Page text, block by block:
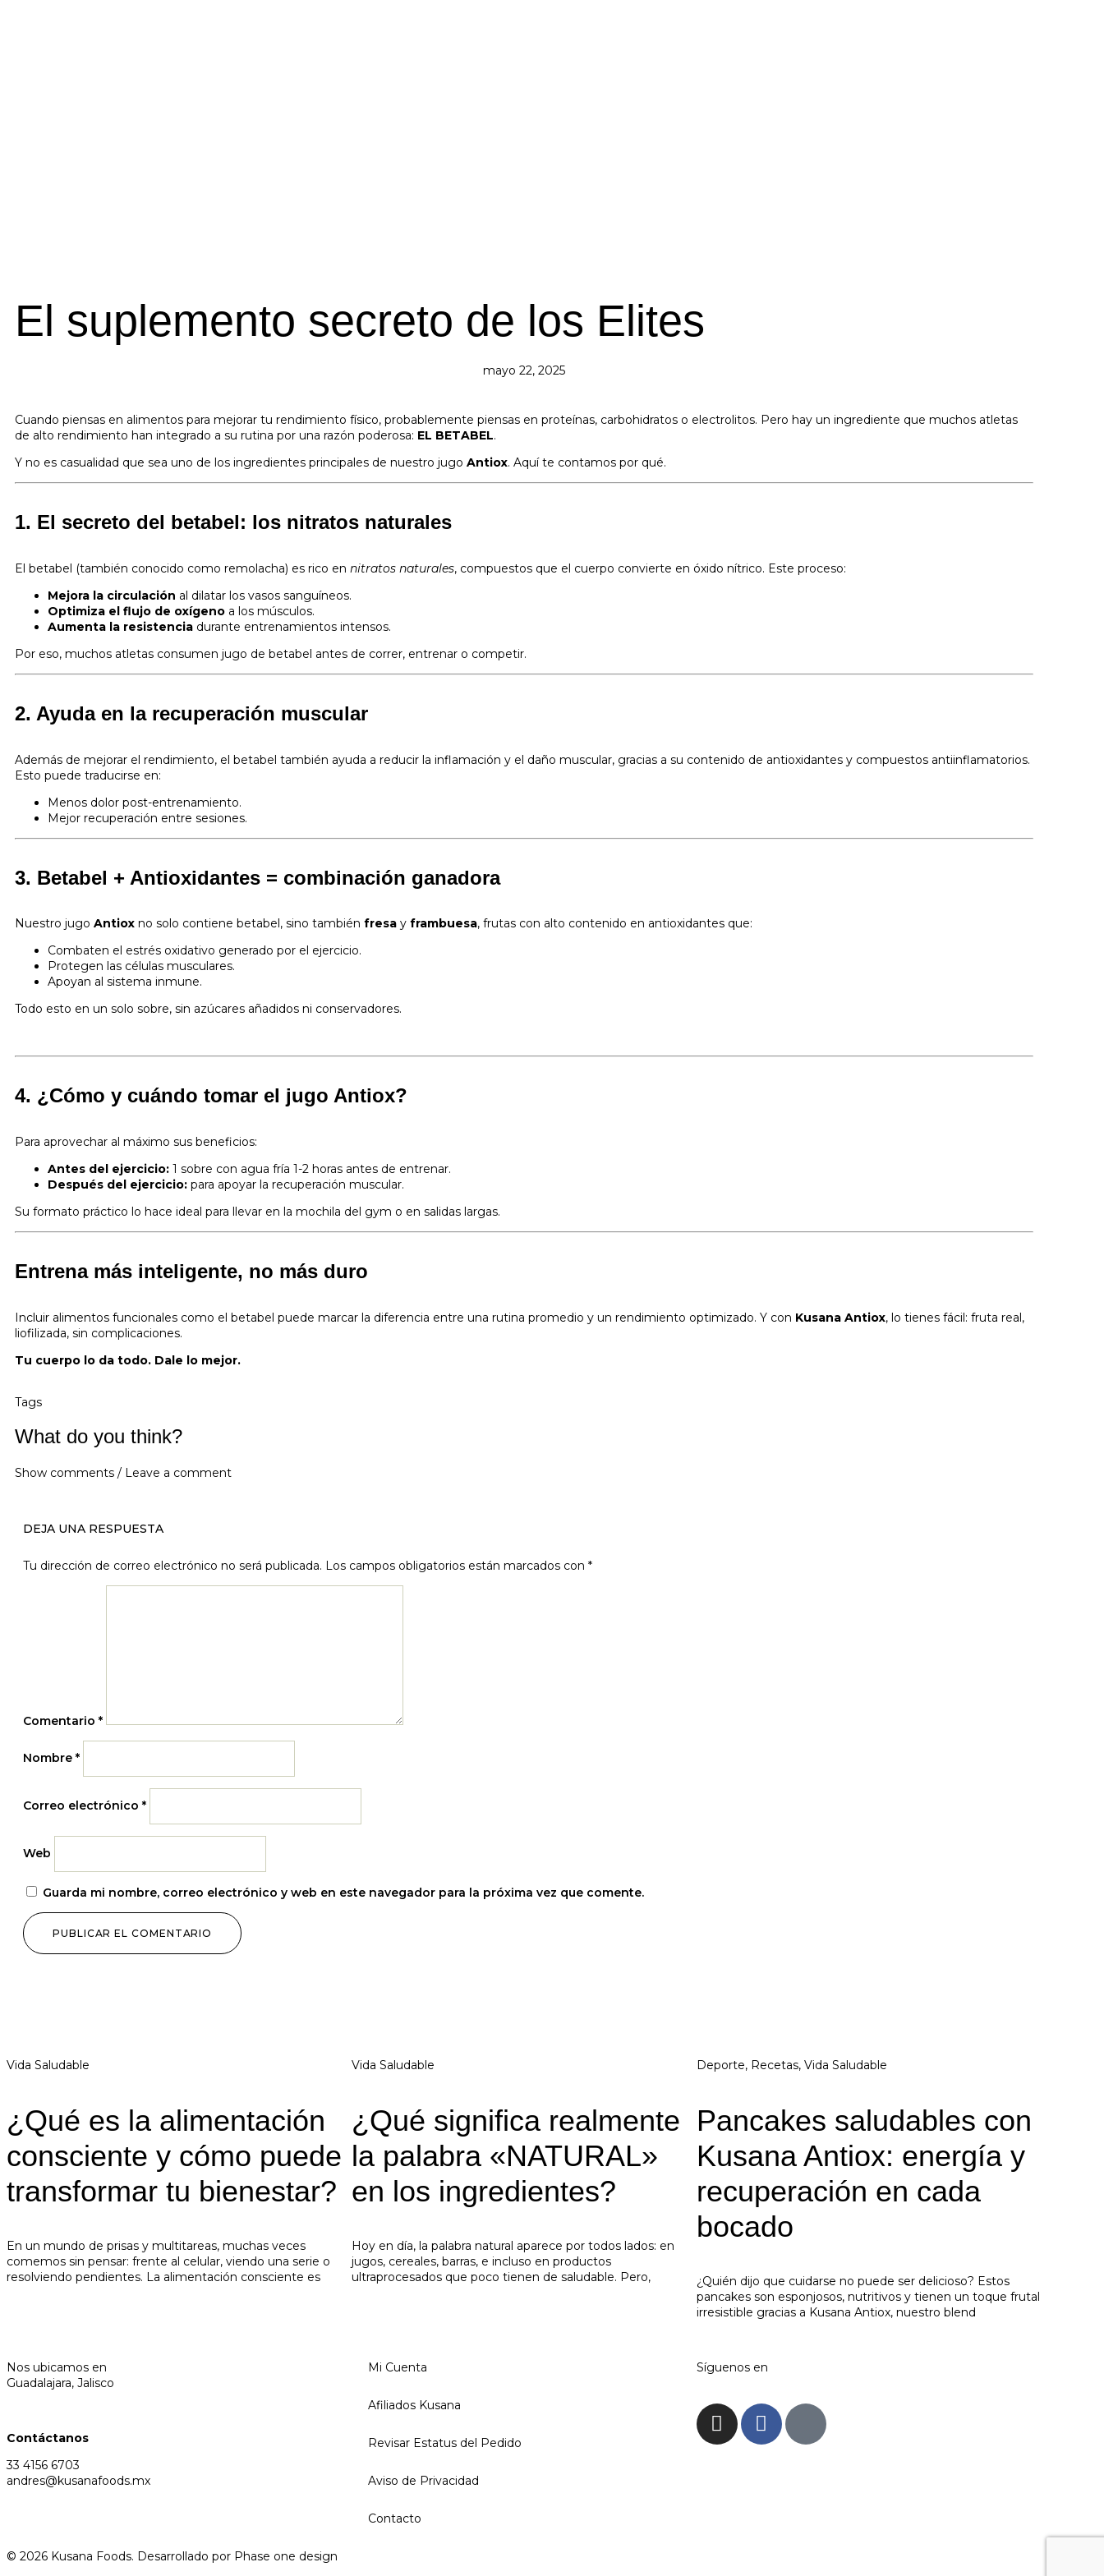
El suplemento secreto de los Elites
mayo 22, 2025
Cuando piensas en alimentos para mejorar tu rendimiento físico, probablemente piensas en proteínas, carbohidratos o electrolitos. Pero hay un ingrediente que muchos atletas
de alto rendimiento han integrado a su rutina por una razón poderosa: EL BETABEL.
Y no es casualidad que sea uno de los ingredientes principales de nuestro jugo Antiox. Aquí te contamos por qué.
1. El secreto del betabel: los nitratos naturales
El betabel (también conocido como remolacha) es rico en nitratos naturales, compuestos que el cuerpo convierte en óxido nítrico. Este proceso:
Mejora la circulación al dilatar los vasos sanguíneos.
Optimiza el flujo de oxígeno a los músculos.
Aumenta la resistencia durante entrenamientos intensos.
Por eso, muchos atletas consumen jugo de betabel antes de correr, entrenar o competir.
2. Ayuda en la recuperación muscular
Además de mejorar el rendimiento, el betabel también ayuda a reducir la inflamación y el daño muscular, gracias a su contenido de antioxidantes y compuestos antiinflamatorios.
Esto puede traducirse en:
Menos dolor post-entrenamiento.
Mejor recuperación entre sesiones.
3. Betabel + Antioxidantes = combinación ganadora
Nuestro jugo Antiox no solo contiene betabel, sino también fresa y frambuesa, frutas con alto contenido en antioxidantes que:
Combaten el estrés oxidativo generado por el ejercicio.
Protegen las células musculares.
Apoyan al sistema inmune.
Todo esto en un solo sobre, sin azúcares añadidos ni conservadores.
4. ¿Cómo y cuándo tomar el jugo Antiox?
Para aprovechar al máximo sus beneficios:
Antes del ejercicio: 1 sobre con agua fría 1-2 horas antes de entrenar.
Después del ejercicio: para apoyar la recuperación muscular.
Su formato práctico lo hace ideal para llevar en la mochila del gym o en salidas largas.
Entrena más inteligente, no más duro
Incluir alimentos funcionales como el betabel puede marcar la diferencia entre una rutina promedio y un rendimiento optimizado. Y con Kusana Antiox, lo tienes fácil: fruta real,
liofilizada, sin complicaciones.
Tu cuerpo lo da todo. Dale lo mejor.
Tags
What do you think?
Show comments / Leave a comment
DEJA UNA RESPUESTA
Tu dirección de correo electrónico no será publicada. Los campos obligatorios están marcados con *
Comentario *
Nombre *
Correo electrónico *
Web
Guarda mi nombre, correo electrónico y web en este navegador para la próxima vez que comente.
Vida Saludable
¿Qué es la alimentación
consciente y cómo puede
transformar tu bienestar?
En un mundo de prisas y multitareas, muchas veces
comemos sin pensar: frente al celular, viendo una serie o
resolviendo pendientes. La alimentación consciente es
Vida Saludable
¿Qué significa realmente
la palabra «NATURAL»
en los ingredientes?
Hoy en día, la palabra natural aparece por todos lados: en
jugos, cereales, barras, e incluso en productos
ultraprocesados que poco tienen de saludable. Pero,
Deporte, Recetas, Vida Saludable
Pancakes saludables con
Kusana Antiox: energía y
recuperación en cada
bocado
¿Quién dijo que cuidarse no puede ser delicioso? Estos
pancakes son esponjosos, nutritivos y tienen un toque frutal
irresistible gracias a Kusana Antiox, nuestro blend
Nos ubicamos en
Guadalajara, Jalisco
Contáctanos
33 4156 6703
andres@kusanafoods.mx
Mi Cuenta
Afiliados Kusana
Revisar Estatus del Pedido
Aviso de Privacidad
Contacto
Síguenos en
© 2026 Kusana Foods. Desarrollado por Phase one design